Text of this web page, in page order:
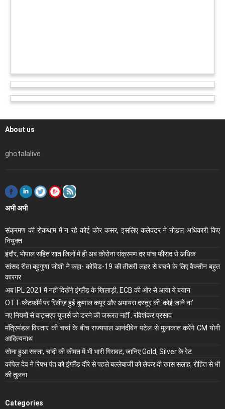
About us
ghotalalive
अभी अभी
संक्रमण की रोकथाम में न रहे कोई कोर कसर, इसलिए कलेक्‍टर ने नोडल अधिकारी किए
नियुक्‍त
इंदौर, भोपाल सहित सात जिलों में ही अब कोरोना संक्रमण दर पांच फीसद से अधिक
सांसद रीता बहुगुणा जोशी ने कहा- कोविड-19 की तीसरी लहर से बचने के लिए वैक्सीन बहुत
कारगर
अब IPL 2021 में नहीं दिखेंगे इंग्लैंड के खिलाड़ी, ECB की ओर से आया ये बयान
OTT प्लेटफॉर्म पर रिलीज़ हुई कुणाल कपूर और अमायरा दस्तूर की 'कोई जाने ना'
नए नियमों से वाट्सएप यूजर्स को डरने की जरूरत नहीं : रविशंकर प्रसाद
मंंत्रिमंडल विस्तार की चर्चा के बीच राज्यपाल आनंदीबेन पटेल से मुलाकात करेंगे CM योगी
आदित्यनाथ
सोना हुआ सस्ता, चांदी की कीमत में भी भारी गिरावट, जानिए Gold, Silver के रेट
कपिल देव ने रिषभ पंत को इंग्लैंड दौरे से पहले बल्लेबाजी को लेकर दी खास सलाह, रोहित से भी
की तुलना
Categories